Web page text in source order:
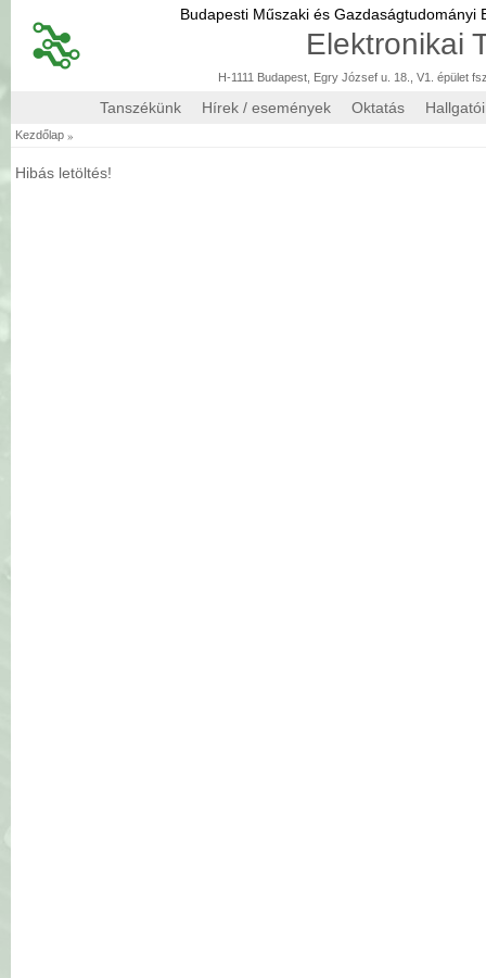
Budapesti Műszaki és Gazdaságtudományi
Elektronikai
H-1111 Budapest, Egry József u. 18., V1. épület
Tanszékünk Hírek / események Oktatás
Kezdőlap »
Hibás letöltés!